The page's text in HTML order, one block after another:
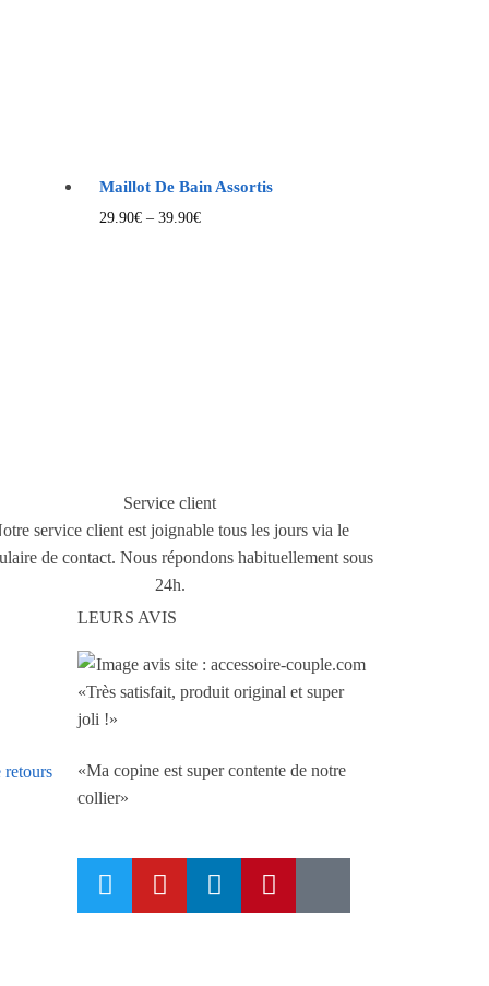
Maillot De Bain Assortis
29.90€– 39.90€
Service client
service client est joignable tous les jours via le
de contact. Nous répondons habituellement sous
24h.
retours
LEURS AVIS
«Très satisfait, produit original et super
joli !»
«Ma copine est super contente de notre
collier»